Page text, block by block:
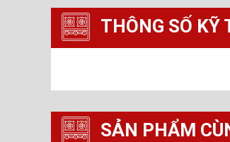
THÔNG SỐ KỸ
SẢN PHẨM